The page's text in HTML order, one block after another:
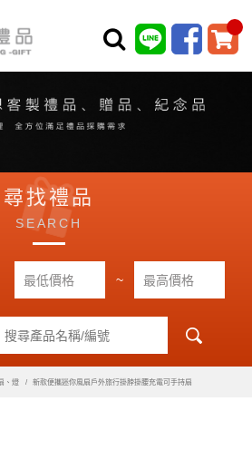
尋找禮品
SEARCH
~
、燈 新款便攜迷你風扇戶外旅行掛脖掛腰充電可手持扇